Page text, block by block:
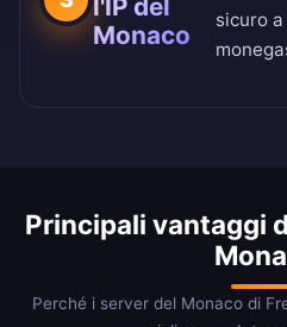
l'IP del
Monaco
sicuro
Principali vantaggi
Perché i server del Monaco di